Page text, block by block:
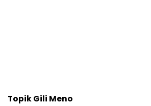
TopikGili Meno